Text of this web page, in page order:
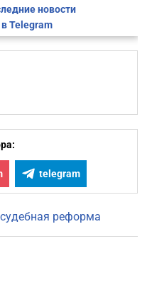
новости
Telegram
telegram
судебная реформа